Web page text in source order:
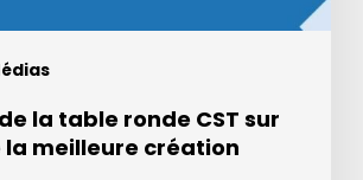
la table ronde CST sur
la meilleure création